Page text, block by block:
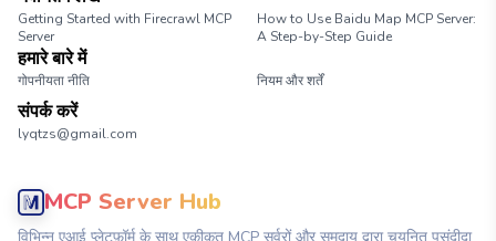
Getting Started with Firecrawl MCP
Server
How to Use Baidu Map MCP Server:
A Step-by-Step Guide
हमारे बारे में
गोपनीयता नीति नियम और शर्तें
संपर्क करें
lyqtzs@gmail.com
MCP Server Hub